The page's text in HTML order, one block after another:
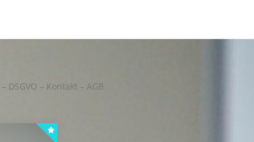
DSGVO – Kontakt – AGB